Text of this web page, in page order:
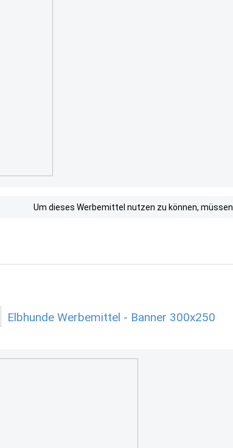
Um dieses Werbemittel nutzen zu können,
Elbhunde Werbemittel - Banner 300x250